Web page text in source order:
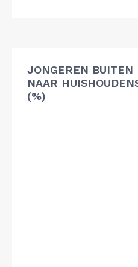
JONGEREN BUITEN
NAAR
(%)